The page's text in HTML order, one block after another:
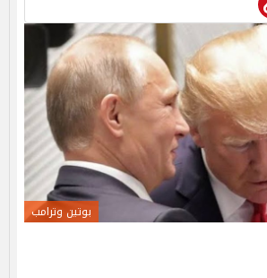
بوتين وترامب